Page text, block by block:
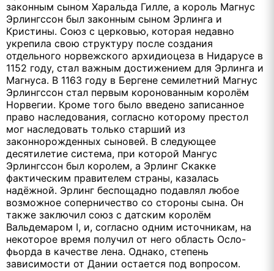
законным сыном Харальда Гилле, а король Магнус
Эрлингссон был законным сыном Эрлинга и
Кристины. Союз с церковью, которая недавно
укрепила свою структуру после создания
отдельного норвежского архидиоцеза в Нидарусе в
1152 году, стал важным достижением для Эрлинга и
Магнуса. В 1163 году в Бергене семилетний Магнус
Эрлингссон стал первым коронованным королём
Норвегии. Кроме того было введено записанное
право наследования, согласно которому престол
мог наследовать только старший из
законнорожденных сыновей. В следующее
десятилетие система, при которой Мангус
Эрлингссон был королем, а Эрлинг Скакке
фактическим правителем страны, казалась
надёжной. Эрлинг беспощадно подавлял любое
возможное соперничество со стороны сына. Он
также заключил союз с датским королём
Вальдемаром I, и, согласно одним источникам, на
некоторое время получил от него область Осло-
фьорда в качестве лена. Однако, степень
зависимости от Дании остается под вопросом.